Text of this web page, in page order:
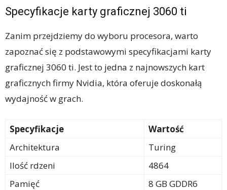
Specyfikacje karty graficznej 3060 ti
Zanim przejdziemy do wyboru procesora, warto
zapoznać się z podstawowymi specyfikacjami karty
graficznej 3060 ti. Jest to jedna z najnowszych kart
graficznych firmy Nvidia, która oferuje doskonałą
wydajność w grach.
Specyfikacje
Wartość
Architektura
Turing
Ilość rdzeni
4864
Pamięć
8 GB GDDR6